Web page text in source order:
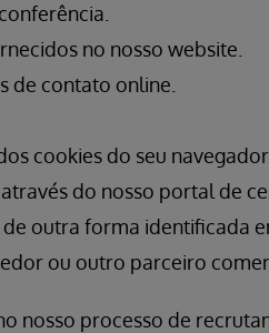
no nosso website.
de contato online.
cookies do seu navegador.
do nosso portal de
outra forma identificada
ou outro parceiro
nosso processo de